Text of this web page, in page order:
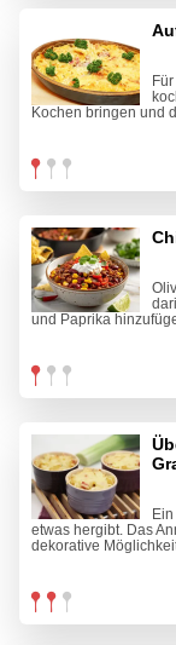
Kochen bringen und
und Paprika
etwas hergibt. Das
dekorative